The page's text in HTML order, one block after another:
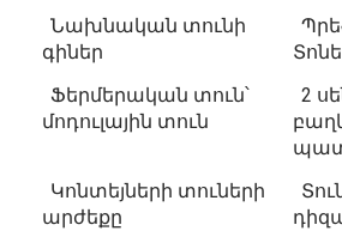
Նախնական տունի
գիներ
Ֆերմերական տուն՝
մոդուլային տուն
2
Կոնտեյների տուների
արժեքը